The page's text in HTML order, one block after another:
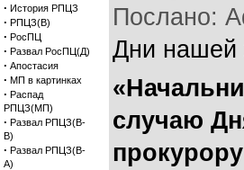
· История РПЦЗ
· РПЦЗ(В)
· РосПЦ
· Развал РосПЦ(Д)
· Апостасия
· МП в картинках
· Распад
РПЦЗ(МП)
· Развал РПЦЗ(В-
В)
· Развал РПЦЗ(В-
А)
Послано:
Дни нашей
случаю